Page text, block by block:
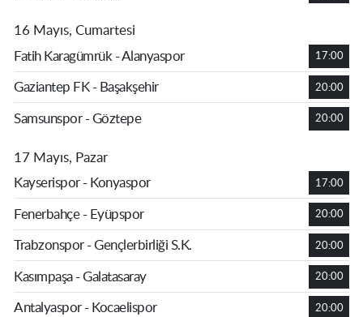
16 Mayıs, Cumartesi
Fatih Karagümrük - Alanyaspor
17:00
Gaziantep FK - Başakşehir 20:00
Samsunspor - Göztepe 20:00
17 Mayıs, Pazar
Kayserispor - Konyaspor
17:00
Fenerbahçe - Eyüpspor 20:00
Trabzonspor - Gençlerbirliği S.K. 20:00
Kasımpaşa - Galatasaray 20:00
Antalyaspor - Kocaelispor 20:00